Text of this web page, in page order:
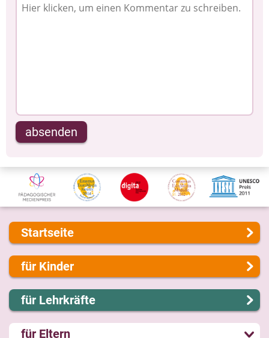
absenden
Startseite
Über uns
Presse
Kontakt
Impressum
Internet-ABC Sitemap
für Kinder
Lernen und Schule
Hobby und Freizeit
Spiel und Spaß
für Lehrkräfte
Lernmodule
für Eltern